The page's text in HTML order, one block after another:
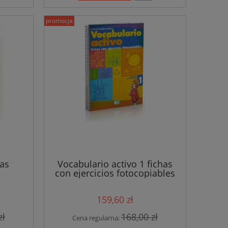
Vocabulario activo 1 fichas
con ejercicios fotocopiables
159,60 zł
Cena regularna:168,00 zł
promocja